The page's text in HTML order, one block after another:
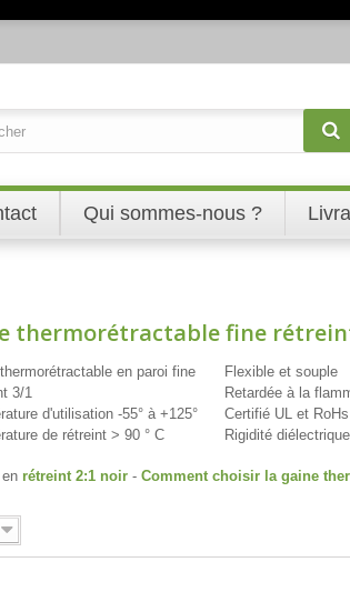
Qui sommes-nous ?
thermorétractable fine
en paroi fine
3/1
d'utilisation -55° à +125°
de rétreint > 90 ° C
Flexible et souple
Retardée à la
Certifié UL et RoHs
Rigidité
rétreint 2:1 noir - Comment choisir la gaine